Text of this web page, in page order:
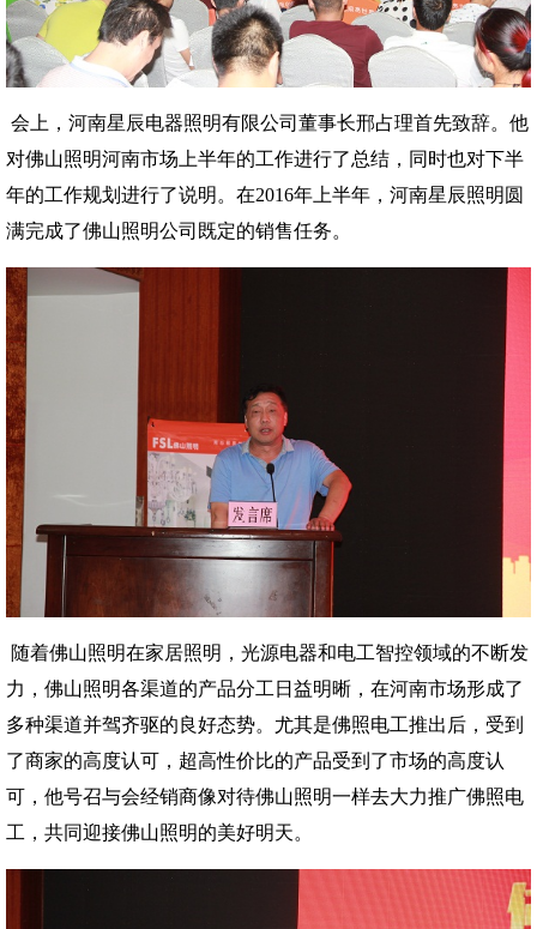
会上，河南星辰电器照明有限公司董事长邢占理首先致辞。他
对佛山照明河南市场上半年的工作进行了总结，同时也对下半
年的工作规划进行了说明。在2016年上半年，河南星辰照明圆
满完成了佛山照明公司既定的销售任务。
随着佛山照明在家居照明，光源电器和电工智控领域的不断发
力，佛山照明各渠道的产品分工日益明晰，在河南市场形成了
多种渠道并驾齐驱的良好态势。尤其是佛照电工推出后，受到
了商家的高度认可，超高性价比的产品受到了市场的高度认
可，他号召与会经销商像对待佛山照明一样去大力推广佛照电
工，共同迎接佛山照明的美好明天。